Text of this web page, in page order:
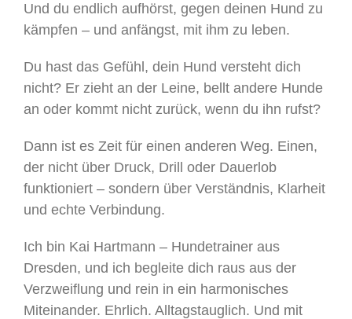
Und du endlich aufhörst, gegen deinen Hund zu
kämpfen – und anfängst, mit ihm zu leben.
Du hast das Gefühl, dein Hund versteht dich
nicht? Er zieht an der Leine, bellt andere Hunde
an oder kommt nicht zurück, wenn du ihn rufst?
Dann ist es Zeit für einen anderen Weg. Einen,
der nicht über Druck, Drill oder Dauerlob
funktioniert – sondern über Verständnis, Klarheit
und echte Verbindung.
Ich bin Kai Hartmann – Hundetrainer aus
Dresden, und ich begleite dich raus aus der
Verzweiflung und rein in ein harmonisches
Miteinander. Ehrlich. Alltagstauglich. Und mit